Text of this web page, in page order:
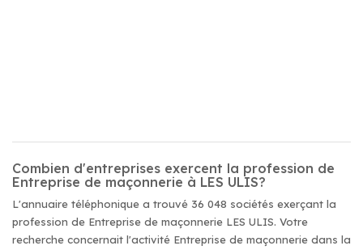
Combien d'entreprises exercent la profession de
Entreprise de maçonnerie à LES ULIS?
L'annuaire téléphonique a trouvé 36 048 sociétés exerçant la
profession de Entreprise de maçonnerie LES ULIS. Votre
recherche concernait l'activité Entreprise de maçonnerie dans la